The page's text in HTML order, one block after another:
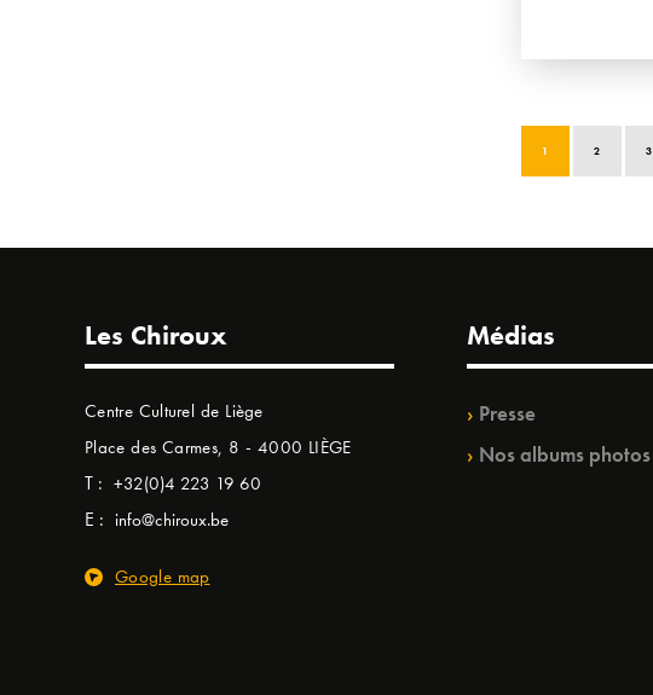
1 2 3
Les Chiroux
Centre Culturel de Liège
Place des Carmes, 8 - 4000 LIÈGE
T : +32(0)4 223 19 60
E : info@chiroux.be
Google map
Médias
Presse
Nos albums photos